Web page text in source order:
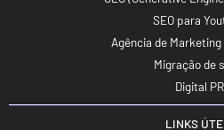
SEO para
Agência de
Migração de
Digital PR
LINKS